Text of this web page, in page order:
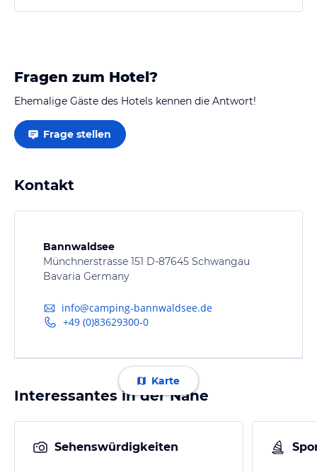
Fragen zum Hotel?
Ehemalige Gäste des Hotels kennen die Antwort!
Frage stellen
Kontakt
Bannwaldsee
Münchnerstrasse 151 D-87645 Schwangau
Bavaria Germany
info@camping-bannwaldsee.de
+49 (0)83629300-0
Karte
Interessantes in der Nähe
Sehenswürdigkeiten